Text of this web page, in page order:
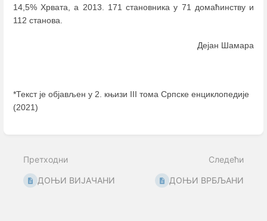
14,5% Хрвата, а 2013. 171 становника у 71 домаћинству и
112 станова.
Дејан Шамара
*Текст је објављен у 2. књизи III тома Српске енциклопедије
(2021)
mode
Претходни
ДОЊИ ВИЈАЧАНИ
Следећи
ДОЊИ ВРБЉАНИ